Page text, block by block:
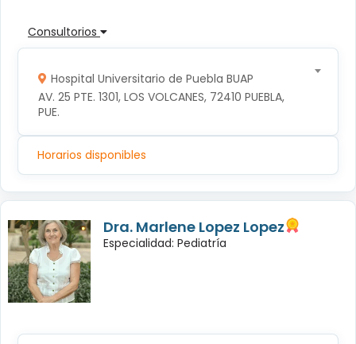
Consultorios
Hospital Universitario de Puebla BUAP
AV. 25 PTE. 1301, LOS VOLCANES, 72410 PUEBLA,
PUE.
Horarios disponibles
Dra. Marlene Lopez Lopez
Especialidad: Pediatría